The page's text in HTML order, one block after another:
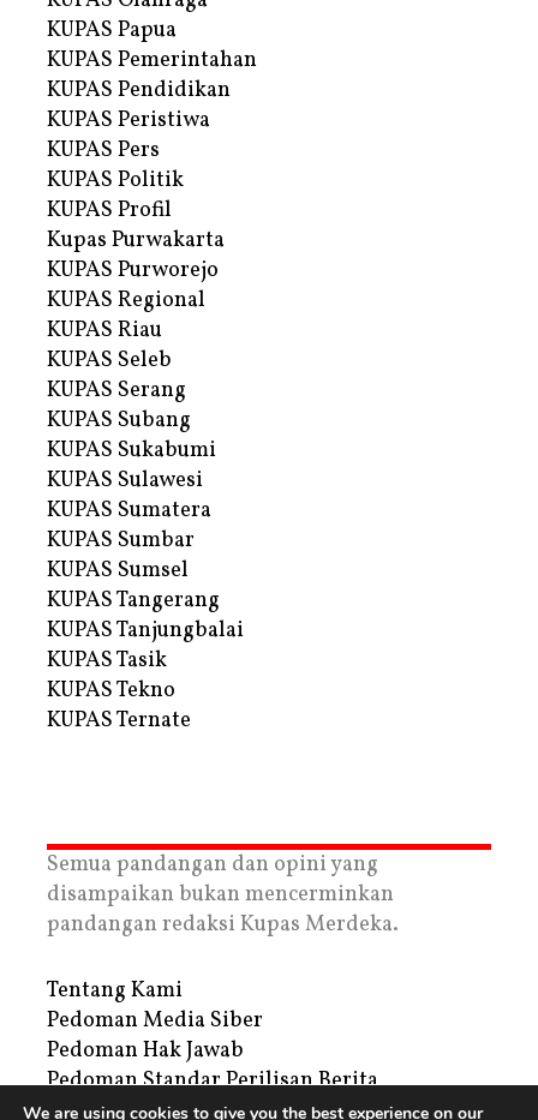
KUPAS Papua
KUPAS Pemerintahan
KUPAS Pendidikan
KUPAS Peristiwa
KUPAS Pers
KUPAS Politik
KUPAS Profil
Kupas Purwakarta
KUPAS Purworejo
KUPAS Regional
KUPAS Riau
KUPAS Seleb
KUPAS Serang
KUPAS Subang
KUPAS Sukabumi
KUPAS Sulawesi
KUPAS Sumatera
KUPAS Sumbar
KUPAS Sumsel
KUPAS Tangerang
KUPAS Tanjungbalai
KUPAS Tasik
KUPAS Tekno
KUPAS Ternate
Semua pandangan dan opini yang
disampaikan bukan mencerminkan
pandangan redaksi Kupas Merdeka.
Tentang Kami
Pedoman Media Siber
Pedoman Hak Jawab
Pedoman Standar Perilisan Berita
Privacy Policy
We are using cookies to give you the best experience on our